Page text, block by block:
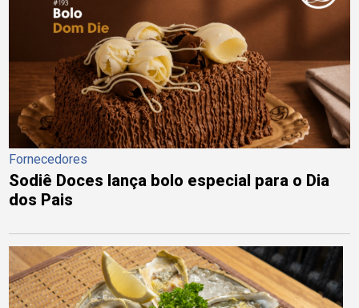
Fornecedores
Sodiê Doces lança bolo especial para o Dia
dos Pais